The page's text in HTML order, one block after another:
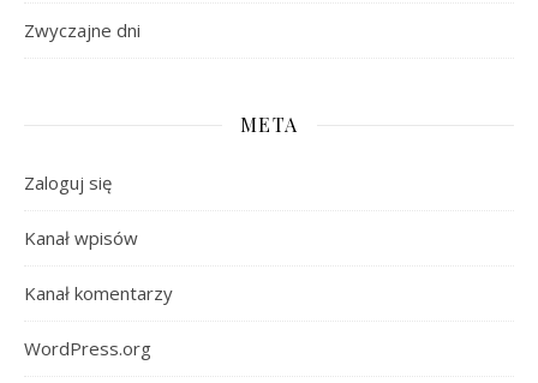
Zwyczajne dni
META
Zaloguj się
Kanał wpisów
Kanał komentarzy
WordPress.org